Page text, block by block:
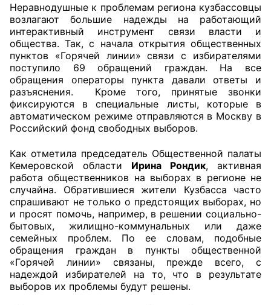
оказания услуг
О Палате
Структура Палаты
Комиссии
Экспертный совет ОП КО
Общественный штаб
Члены ОП КО
Документы ОП КО
Регламент ОП КО
Кодекс этики ОП КО
Неравнодушные к проблемам региона кузбассовцы
возлагают большие надежды на работающий
интерактивный инструмент связи власти и
общества. Так, с начала открытия общественных
пунктов «Горячей линии» связи с избирателями
поступило 69 обращений граждан. На все
обращения операторы пункта давали ответы и
разъяснения. Кроме того, принятые звонки
фиксируются в специальные листы, которые в
автоматическом режиме отправляются в Москву в
Российский фонд свободных выборов.
Как отметила председатель Общественной палаты
Кемеровской области Ирина Рондик, активная
работа общественников на выборах в регионе не
случайна. Обратившиеся жители Кузбасса часто
спрашивают не только о предстоящих выборах, но
и просят помочь, например, в решении социально-
бытовых, жилищно-коммунальных или даже
семейных проблем. По ее словам, подобные
обращения граждан в пункты общественной
«Горячей линии» связаны, прежде всего, с
надеждой избирателей на то, что в результате
выборов их проблемы будут решены.